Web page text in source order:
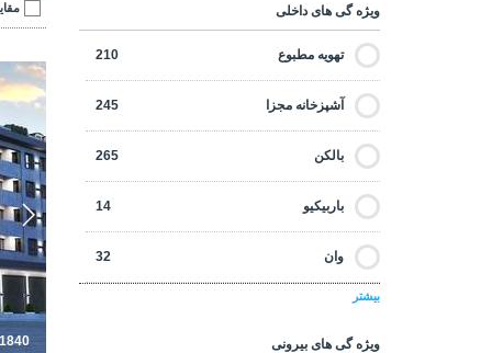
ویژه گی های داخلی
تهویه مطبوع 210
آشپزخانه مجزا 245
بالکن 265
باربیکیو 14
وان 32
بیشتر
ویژه گی های بیرونی